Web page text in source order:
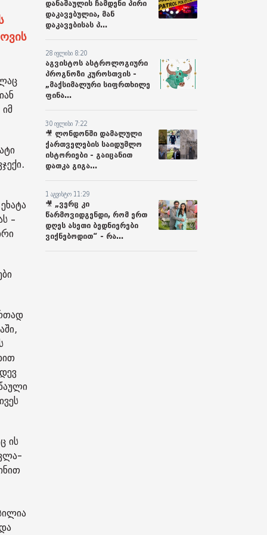
–
ის
დანაშაულის ჩამდენი პირი
დაკავებულია, მან
დაკავებისას პ...
28 ივლისი 8:20
აგვისტოს ასტროლოგიური
პროგნოზი კუროსთვის -
„მაქსიმალური სიფრთხილე
ფინა...
30 ივლისი 7:22
🎥 ლონდონში დამალული
ქართველების საიდუმლო
ისტორიები - გაიცანით
დათკა გიგა...
1 აგვისტო 11:29
🎥 „ვერც კი
წარმოვიდგენდი, რომ ერთ
დღეს ასეთი ბედნიერები
ვიქნებოდით“ - რა...